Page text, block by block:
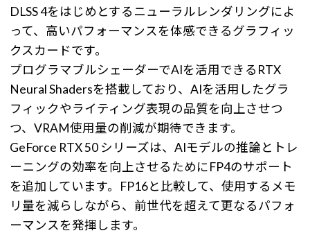
DLSS 4をはじめとするニューラルレンダリングによ
って、高いパフォーマンスを体感できるグラフィッ
クスカードです。
プログラマブルシェーダーでAIを活用できるRTX
Neural Shadersを搭載しており、AIを活用したグラ
フィックやライティング表現の品質を向上させつ
つ、VRAM使用量の削減が期待できます。
GeForce RTX 50 シリーズは、AIモデルの推論とトレ
ーニングの効率を向上させるためにFP4のサポート
を追加しています。FP16と比較して、使用するメモ
リ量を減らしながら、前世代を超えて更なるパフォ
ーマンスを発揮します。